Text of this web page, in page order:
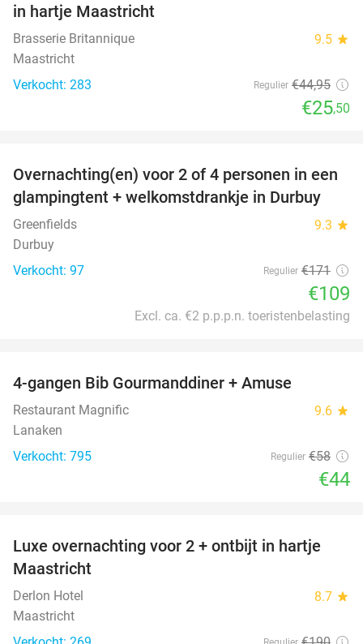
in hartje Maastricht
Brasserie Britannique 9.5 star
Maastricht
Verkocht: 283
Regulier €44,95
€25,50
36%
Overnachting(en) voor 2 of 4 personen in een
glampingtent + welkomstdrankje in Durbuy
Greenfields 9.3 star
Durbuy
Verkocht: 97
Regulier €171
€109
Excl. ca. €2 p.p.p.n. toeristenbelasting
4-gangen Bib Gourmanddiner + Amuse
Restaurant Magnific 9.6 star
Lanaken
Verkocht: 795
Regulier €58
€44
12%
Luxe overnachting voor 2 + ontbijt in hartje
Maastricht
Derlon Hotel 8.7 star
Maastricht